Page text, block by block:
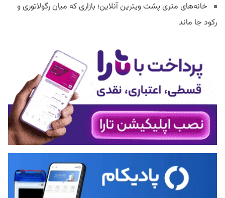
خانه‌های متری پشت ویترین آنلاین؛ بازاری که میان رگولاتوری و
رکود جا ماند